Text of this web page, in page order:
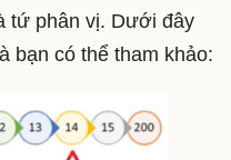
tứ phân vị. Dưới đây
bạn có thể tham khảo: